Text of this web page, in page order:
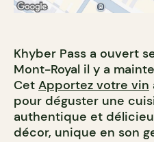
Khyber Pass a ouvert
Mont-Royal il y a
Cet Apportez votre vin
pour déguster une
authentique et
décor, unique en son